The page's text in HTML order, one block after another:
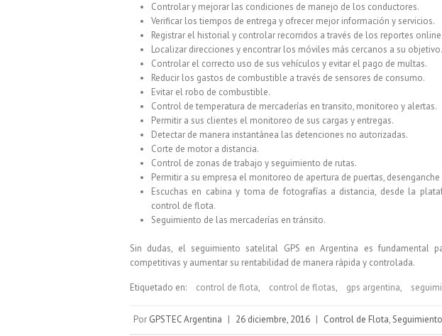
Controlar y mejorar las condiciones de manejo de los conductores.
Verificar los tiempos de entrega y ofrecer mejor información y servicios.
Registrar el historial y controlar recorridos a través de los reportes online.
Localizar direcciones y encontrar los móviles más cercanos a su objetivo.
Controlar el correcto uso de sus vehículos y evitar el pago de multas.
Reducir los gastos de combustible a través de sensores de consumo.
Evitar el robo de combustible.
Control de temperatura de mercaderías en transito, monitoreo y alertas.
Permitir a sus clientes el monitoreo de sus cargas y entregas.
Detectar de manera instantánea las detenciones no autorizadas.
Corte de motor a distancia.
Control de zonas de trabajo y seguimiento de rutas.
Permitir a su empresa el monitoreo de apertura de puertas,
Escuchas en cabina y toma de fotografías a distancia, desde la
control de flota.
Seguimiento de las mercaderías en tránsito.
Sin dudas, el seguimiento satelital GPS en Argentina es fundamental
competitivas y aumentar su rentabilidad de manera rápida y controlada.
Etiquetado en: control de flota, control de flotas, gps argentina,
Por GPSTEC Argentina | 26 diciembre, 2016 | Control de Flota,